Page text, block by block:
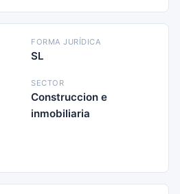
FORMA JURÍDICA
SL
SECTOR
Construccion e
inmobiliaria